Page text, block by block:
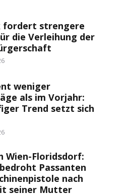
fordert strengere
die Verleihung der
weniger
als im Vorjahr:
Trend setzt sich
Wien-Floridsdorf:
Passanten
nach
seiner Mutter